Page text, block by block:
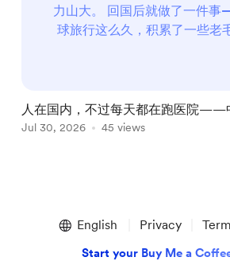
力山大。 回国后就做了一件
球旅行这么久，积累了一些老
指反复受到挤压，形成积液
人在国内，不过每天都在跑医院——
验对比，顺便请大家帮我出出主意
Jul 30, 2026 45 views
English Privacy
Start your Buy Me a